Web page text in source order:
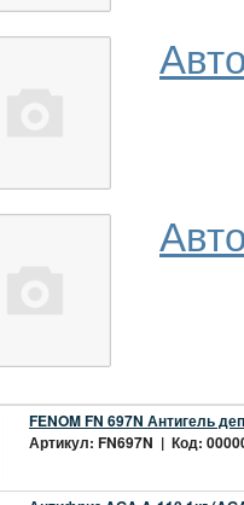
FENOM FN 697N Антигель
Артикул: FN697N | Код: